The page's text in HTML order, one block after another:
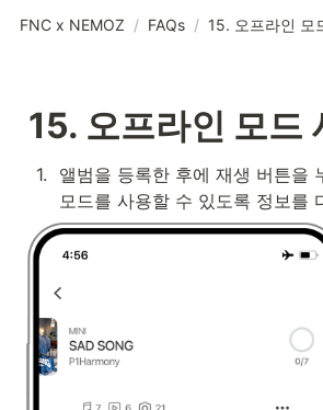
FNC x NEMOZ / FAQs / 15. 오프라인 모
15. 오프라인 모드
1.
앨범을 등록한 후에 재생 버튼을
모드를 사용할 수 있도록 정보를